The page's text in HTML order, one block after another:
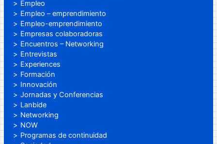
Empleo
Empleo – emprendimiento
Empleo-emprendimiento
Empresas colaboradoras
Encuentros – Networking
Entrevistas
Experiences
Formación
Innovación
Jornadas y Conferencias
Lanbide
Networking
NOW
Programas de continuidad